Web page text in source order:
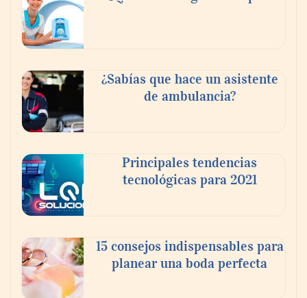
Más allá de la crema solar: la importancia
de revisar manchas y lunares
NOVA: innovación y diseño que
transforman espacios de la mano de Tormo
Franquicias
¿Sabías que hace un asistente
de ambulancia?
Principales tendencias
tecnológicas para 2021
15 consejos indispensables para
planear una boda perfecta